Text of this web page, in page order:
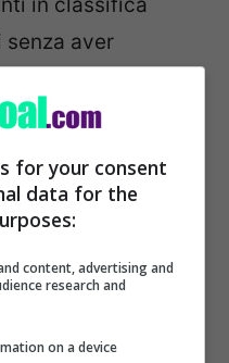
senza aver
for your consent
data for the
content, advertising and
research and
on a device